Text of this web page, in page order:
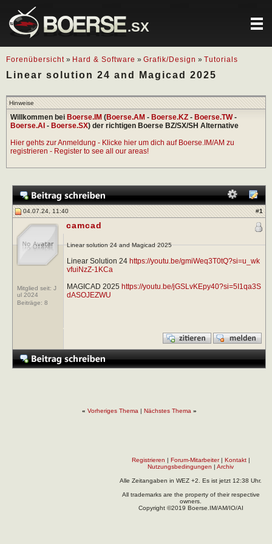
.SX
Forenübersicht » Hard & Software » Grafik/Design » Tutorials
Linear solution 24 and Magicad 2025
Hinweise
Willkommen bei Boerse.IM (Boerse.AM - Boerse.KZ - Boerse.TW-
Boerse.AI - Boerse.SX) der richtigen Boerse BZ/SX/SH Alternative
Hier gehts zur Anmeldung - Klicke hier um dich auf Boerse.IM/AM zu
registrieren - Register to see all our areas!
04.07.24, 11:40 #1
Mitglied seit: J
ul 2024
Beiträge: 8
camcad
Linear solution 24 and Magicad 2025
Linear Solution 24 https://youtu.be/gmiWeq3T0tQ?si=u_wk
vfuiNzZ-1KCa
MAGICAD 2025 https://youtu.be/jGSLvKEpy40?si=5I1qa3S
dASOJEZWU
« Vorheriges Thema | Nächstes Thema »
Registrieren | Forum-Mitarbeiter| Kontakt|
Nutzungsbedingungen | Archiv
Alle Zeitangaben in WEZ +2. Es ist jetzt 12:38 Uhr.
All trademarks are the property of their respective
owners.
Copyright ©2019 Boerse.IM/AM/IO/AI